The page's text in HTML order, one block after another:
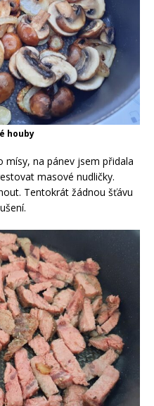
houby
mísy, na pánev jsem přidala
masové nudličky.
Tentokrát žádnou šťávu